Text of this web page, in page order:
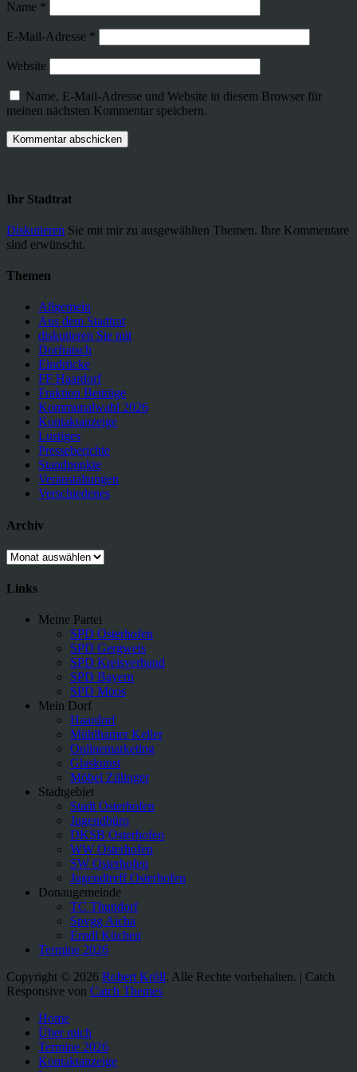
Name *
E-Mail-Adresse *
Website
Name, E-Mail-Adresse und Website in diesem Browser für
meinen nächsten Kommentar speichern.
Ihr Stadtrat
Diskutieren Sie mit mir zu ausgewählten Themen. Ihre Kommentare
sind erwünscht.
Themen
Allgemein
Aus dem Stadtrat
diskutieren Sie mit
Dorfratsch
Eindrücke
FF Haardorf
Fraktion Beiträge
Kommunalwahl 2026
Kontaktanzeige
Lustiges
Presseberichte
Standpunkte
Veranstaltungen
Verschiedenes
Archiv
Archiv
Links
Meine Partei
SPD Osterhofen
SPD Gergweis
SPD Kreisverband
SPD Bayern
SPD Moos
Mein Dorf
Haardorf
Mühlhamer Keller
Onlinemarketing
Glaskunst
Möbel Zillinger
Stadtgebiet
Stadt Osterhofen
Jugendbüro
DKSB Osterhofen
WW Osterhofen
SW Osterhofen
Jugendtreff Osterhofen
Donaugemeinde
TC Thundorf
Spvgg Aicha
Erndl Küchen
Termine 2026
Copyright © 2026 Robert Kröll. Alle Rechte vorbehalten. | Catch
Responsive von Catch Themes
oben
scrollen
Home
Über mich
Termine 2026
Kontaktanzeige